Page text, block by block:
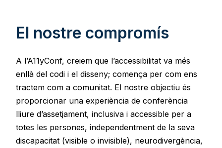
El nostre compromís
A l’A11yConf, creiem que l’accessibilitat va més
enllà del codi i el disseny; comença per com ens
tractem com a comunitat. El nostre objectiu és
proporcionar una experiència de conferència
lliure d’assetjament, inclusiva i accessible per a
totes les persones, independentment de la seva
discapacitat (visible o invisible), neurodivergència,